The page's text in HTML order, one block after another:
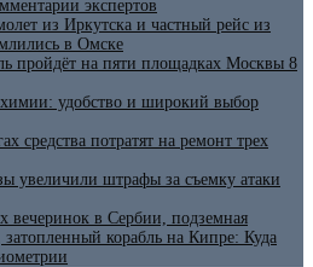
экспертов
из Иркутска и частный рейс из
в Омске
пройдёт на пяти площадках Москвы 8
удобство и широкий выбор
средства потратят на ремонт трех
увеличили штрафы за съемку атаки
вечеринок в Сербии, подземная
корабль на Кипре: Куда